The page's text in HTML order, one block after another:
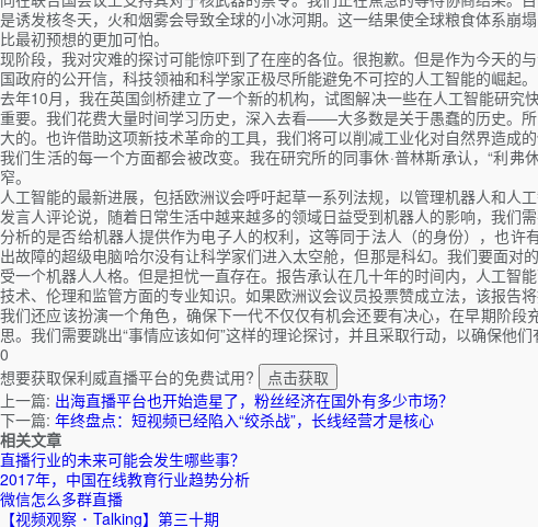
是诱发核冬天，火和烟雾会导致全球的小冰河期。这一结果使全球粮食体系崩
比最初预想的更加可怕。
现阶段，我对灾难的探讨可能惊吓到了在座的各位。很抱歉。但是作为今天的
国政府的公开信，科技领袖和科学家正极尽所能避免不可控的人工智能的崛起。
去年10月，我在英国剑桥建立了一个新的机构，试图解决一些在人工智能研
重要。我们花费大量时间学习历史，深入去看——大多数是关于愚蠢的历史。
大的。也许借助这项新技术革命的工具，我们将可以削减工业化对自然界造成的
我们生活的每一个方面都会被改变。我在研究所的同事休·普林斯承认，“利
窄。
人工智能的最新进展，包括欧洲议会呼吁起草一系列法规，以管理机器人和
发言人评论说，随着日常生活中越来越多的领域日益受到机器人的影响，我们
分析的是否给机器人提供作为电子人的权利，这等同于法人（的身份），也
出故障的超级电脑哈尔没有让科学家们进入太空舱，但那是科幻。我们要面对
受一个机器人人格。但是担忧一直存在。报告承认在几十年的时间内，人工
技术、伦理和监管方面的专业知识。如果欧洲议会议员投票赞成立法，该报告
我们还应该扮演一个角色，确保下一代不仅仅有机会还要有决心，在早期阶
思。我们需要跳出“事情应该如何”这样的理论探讨，并且采取行动，以确保他
0
想要获取保利威直播平台的免费试用?
点击获取
上一篇: 出海直播平台也开始造星了，粉丝经济在国外有多少市场？
下一篇: 年终盘点：短视频已经陷入“绞杀战”，长线经营才是核心
相关文章
直播行业的未来可能会发生哪些事？
2017年，中国在线教育行业趋势分析
微信怎么多群直播
【视频观察 ･ Talking】第三十期